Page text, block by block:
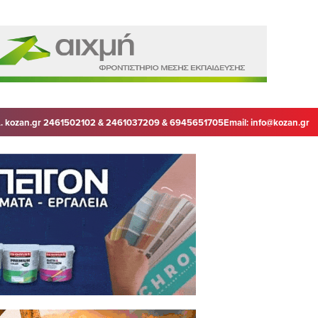
kozan.gr 2461502102 & 2461037209 & 6945651705Email:info@kozan.gr